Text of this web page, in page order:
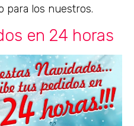
para los nuestros.
en 24 horas